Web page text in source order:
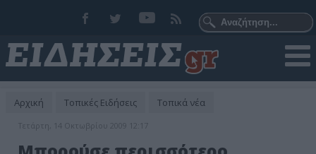
Αρχική Τοπικές Ειδήσεις Τοπικά νέα
Τετάρτη, 14 Οκτωβρίου 2009 12:17